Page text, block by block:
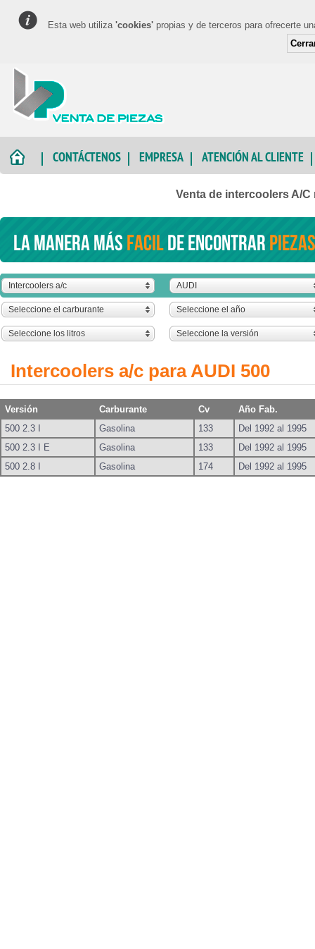
Esta web utiliza 'cookies' propias y de terceros para ofrecerte
CONTÁCTENOS EMPRESA ATENCIÓN AL CLIENTE
Venta de intercoolers A/
La manera másfacilde encontrar
Intercoolers a/c AUDI
Seleccione el carburante Seleccione el año
Seleccione los litros Seleccione la versión
Intercoolers a/c para AUDI 500
Versión Carburante Cv
Año Fab.
500 2.3 I
Gasolina 133
Del 1992 al 1995
500 2.3 I E
Gasolina 133
Del 1992 al 1995
500 2.8 I
Gasolina 174 Del 1992 al 1995